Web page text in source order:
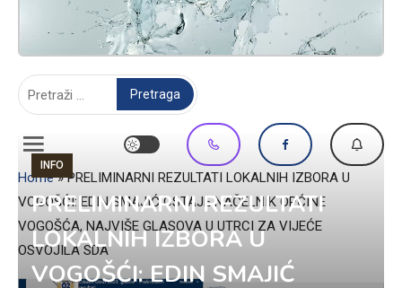
Home»PRELIMINARNI REZULTATI LOKALNIH IZBORA U
VOGOŠĆI: EDIN SMAJIĆ OSTAJE NAČELNIK OPĆINE
VOGOŠĆA, NAJVIŠE GLASOVA U UTRCI ZA VIJEĆE
OSVOJILA SDA
INFO
PRELIMINARNI REZULTATI
LOKALNIH IZBORA U
VOGOŠĆI: EDIN SMAJIĆ